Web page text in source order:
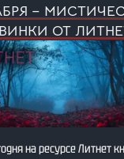
–
ОТ
на ресурсе Литнет